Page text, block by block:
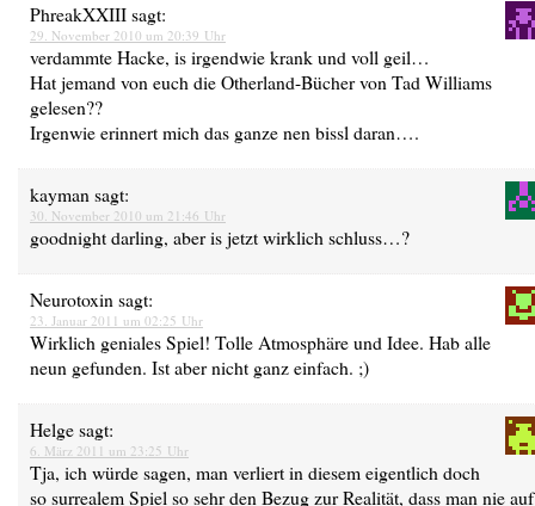
PhreakXXIIIsagt:
29. November 2010 um 20:39 Uhr
verdammte Hacke, is irgendwie krank und voll geil…
Hat jemand von euch die Otherland-Bücher von Tad Williams
gelesen??
Irgenwie erinnert mich das ganze nen bissl daran….
kayman sagt:
30. November 2010 um 21:46 Uhr
goodnight darling, aber is jetzt wirklich schluss…?
Neurotoxin sagt:
23. Januar 2011 um 02:25 Uhr
Wirklich geniales Spiel! Tolle Atmosphäre und Idee. Hab alle
neun gefunden. Ist aber nicht ganz einfach. ;)
Helgesagt:
6. März 2011 um 23:25 Uhr
Tja, ich würde sagen, man verliert in diesem eigentlich doch
so surrealem Spiel so sehr den Bezug zur Realität, dass man nie auf